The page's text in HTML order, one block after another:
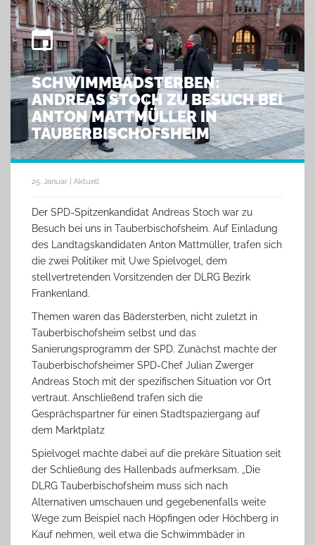
SCHWIMMBADSTERBEN:
ANDREAS STOCH ZU BESUCH BEI
ANTON MATTMÜLLER IN
TAUBERBISCHOFSHEIM
25. Januar | Aktuell
Der SPD-Spitzenkandidat Andreas Stoch war zu
Besuch bei uns in Tauberbischofsheim. Auf Einladung
des Landtagskandidaten Anton Mattmüller, trafen sich
die zwei Politiker mit Uwe Spielvogel, dem
stellvertretenden Vorsitzenden der DLRG Bezirk
Frankenland.
Themen waren das Bädersterben, nicht zuletzt in
Tauberbischofsheim selbst und das
Sanierungsprogramm der SPD. Zunächst machte der
Tauberbischofsheimer SPD-Chef Julian Zwerger
Andreas Stoch mit der spezifischen Situation vor Ort
vertraut. Anschließend trafen sich die
Gesprächspartner für einen Stadtspaziergang auf
dem Marktplatz
Spielvogel machte dabei auf die prekäre Situation seit
der Schließung des Hallenbads aufmerksam. „Die
DLRG Tauberbischofsheim muss sich nach
Alternativen umschauen und gegebenenfalls weite
Wege zum Beispiel nach Höpfingen oder Höchberg in
Kauf nehmen, weil etwa die Schwimmbäder in